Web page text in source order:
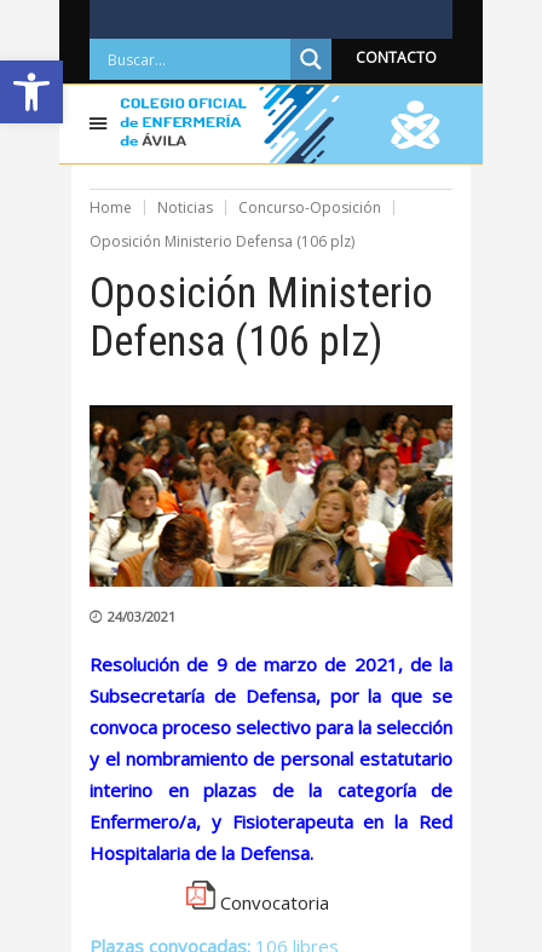
Abrir barra de herramientas CONTACTO
Home Noticias
Concurso-Oposición
Oposición Ministerio Defensa (106 plz)
Oposición Ministerio
Defensa (106 plz)
24/03/2021
Resolución de 9 de marzo de 2021, de la
Subsecretaría de Defensa, por la que se
convoca proceso selectivo para la selección
y el nombramiento de personal estatutario
interino en plazas de la categoría de
Enfermero/a, y Fisioterapeuta en la Red
Hospitalaria de la Defensa.
Convocatoria
Plazas convocadas: 106 libres